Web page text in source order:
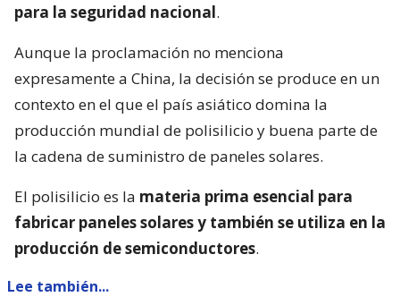
para la seguridad nacional.
Aunque la proclamación no menciona
expresamente a China, la decisión se produce en un
contexto en el que el país asiático domina la
producción mundial de polisilicio y buena parte de
la cadena de suministro de paneles solares.
El polisilicio es la materia prima esencial para
fabricar paneles solares y también se utiliza en la
producción de semiconductores.
Lee también...